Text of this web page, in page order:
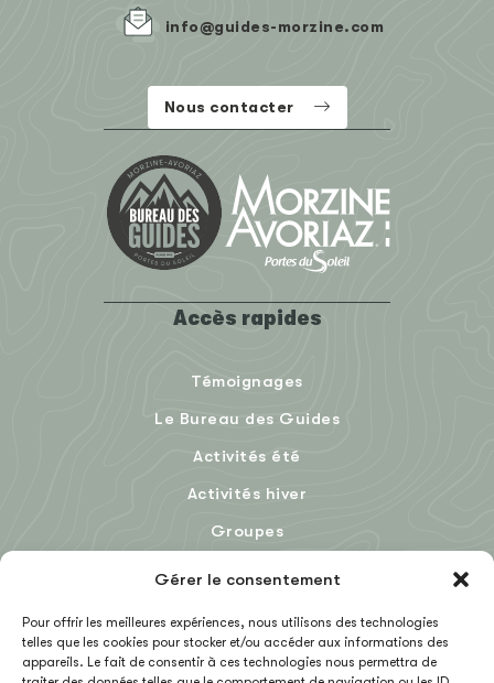
Gérer le consentement
Pour offrir les meilleures expériences, nous utilisons des technologies
telles que les cookies pour stocker et/ou accéder aux informations des
appareils. Le fait de consentir à ces technologies nous permettra de
info@guides-morzine.com
Nous contacter
Accès rapides
Témoignages
Le Bureau des Guides
Activités été
Activités hiver
Groupes
EN